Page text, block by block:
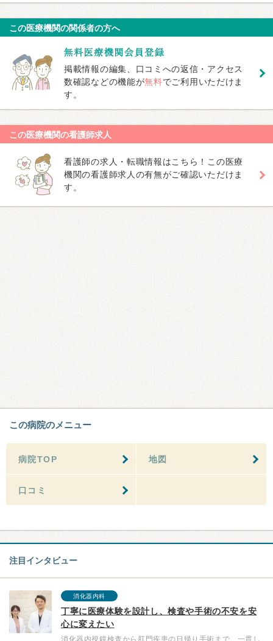
この医療機関の関係者の方へ
掲載情報の編集、口コミへの返信・アクセス
数確認などの機能が無料でご利用いただけま
す。
この医療機関の看護師求人
看護師の求人・転職情報はこちら！この医療
機関の看護師求人の有無がご確認いただけま
す。
この病院のメニュー
病院TOP 地図
口コミ
注目インタビュー
消化器内科
丁寧に医療体験を設計し、検査や手術の不安を安
心に変えたい
消化器内視鏡検査から肛門疾患の日帰り手術まで、一貫し